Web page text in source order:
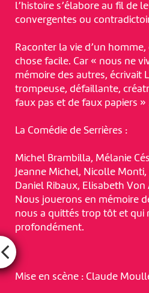
l’histoire s’élabore au fil de
convergentes ou
Raconter la vie d’un homme,
chose facile. Car « nous ne
mémoire des autres, écrivait
trompeuse, défaillante,
faux pas et de faux papiers »
La Comédie de Serrières :
Michel Brambilla, Mélanie
Jeanne Michel, Nicolle
Daniel Ribaux, Elisabeth Von
Nous jouerons en mémoire
nous a quittés trop tôt et qui
profondément.
Mise en scène : Claude